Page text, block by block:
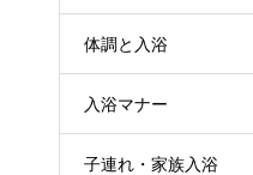
体調と入浴
入浴マナー
子連れ・家族入浴